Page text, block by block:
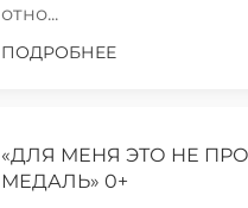
отно...
ПОДРОБНЕЕ
«ДЛЯ МЕНЯ ЭТО НЕ
МЕДАЛЬ» 0+